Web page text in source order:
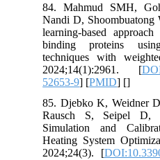
84. Mahmud SMH,
Nandi D,
learning-based
binding proteins
techniques with
2024;14(1):2961. [
52653-9] [PMID] [
85. Djebko K, Weidner
Rausch S, Seipel D,
Simulation and
Heating System
2024;24(3). [